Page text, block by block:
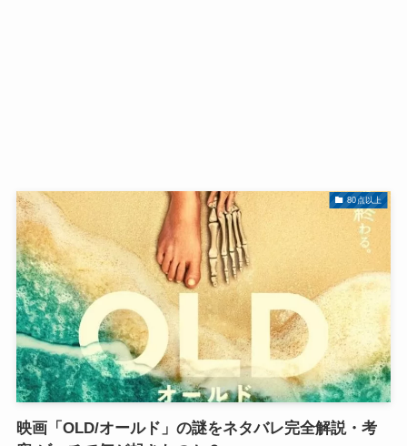
80点以上
映画「OLD/オールド」の謎をネタバレ完全解説・考